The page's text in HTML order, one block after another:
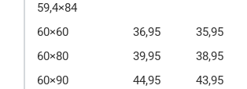
59,4×84
60×60 36,95 35,95
60×80
39,95 38,95
60×90
44,95 43,95